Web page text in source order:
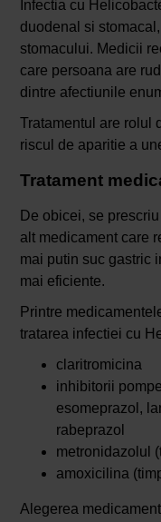
Infectia cu
duodenal si
stomacului. Medicii
care persoana are
dintre afectiunile
Tratamentul are rolul
riscul de aparitie a
Tratament
De obicei, se
alt medicament care
mai putin suc gastric
mai eficiente.
Printre
tratarea infectiei cu
claritromicina
inhibitorii
esomeprazol,
rabeprazol
metronidazolul
amoxicilina
Alegerea